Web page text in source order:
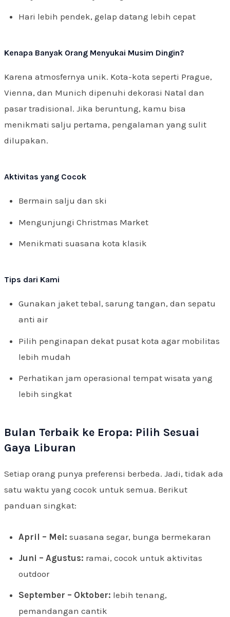
Hari lebih pendek, gelap datang lebih cepat
Kenapa Banyak Orang Menyukai Musim Dingin?
Karena atmosfernya unik. Kota-kota seperti Prague,
Vienna, dan Munich dipenuhi dekorasi Natal dan
pasar tradisional. Jika beruntung, kamu bisa
menikmati salju pertama, pengalaman yang sulit
dilupakan.
Aktivitas yang Cocok
Bermain salju dan ski
Mengunjungi Christmas Market
Menikmati suasana kota klasik
Tips dari Kami
Gunakan jaket tebal, sarung tangan, dan sepatu
anti air
Pilih penginapan dekat pusat kota agar mobilitas
lebih mudah
Perhatikan jam operasional tempat wisata yang
lebih singkat
Bulan Terbaik ke Eropa: Pilih Sesuai
Gaya Liburan
Setiap orang punya preferensi berbeda. Jadi, tidak ada
satu waktu yang cocok untuk semua. Berikut
panduan singkat:
April – Mei: suasana segar, bunga bermekaran
Juni – Agustus: ramai, cocok untuk aktivitas
outdoor
September – Oktober: lebih tenang,
pemandangan cantik